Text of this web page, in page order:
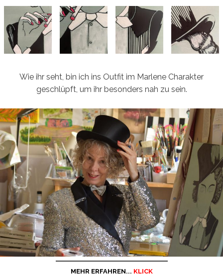
Wie ihr seht, bin ich ins Outfit im Marlene Charakter
geschlüpft, um ihr besonders nah zu sein.
MEHR ERFAHREN... KLICK